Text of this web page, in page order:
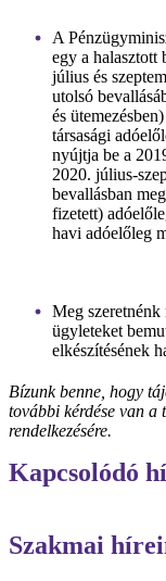
A
egy a halasztott
július és
utolsó
és
társasági
nyújtja be a
2020. július-
bevallásban
fizetett)
havi adóelőleg
Meg
ügyleteket
elkészítésének
Bízunk benne, hogy
további kérdése van a
rendelkezésére.
Kapcsolódó
Szakmai